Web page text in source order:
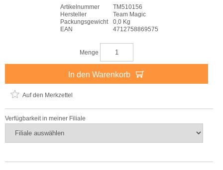
Artikelnummer
TM510156
Hersteller
Team Magic
Packungsgewicht
0,0 Kg
EAN
4712758869575
Menge
In den Warenkorb
Auf den Merkzettel
Verfügbarkeit in meiner Filiale